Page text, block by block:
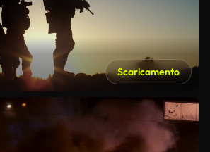
Scaricamento